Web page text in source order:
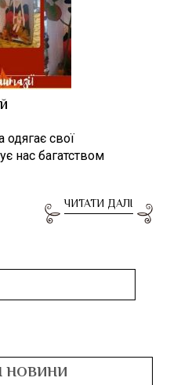
одягає свої
нас багатством
ЧИТАТИ ДАЛІ
НОВИНИ